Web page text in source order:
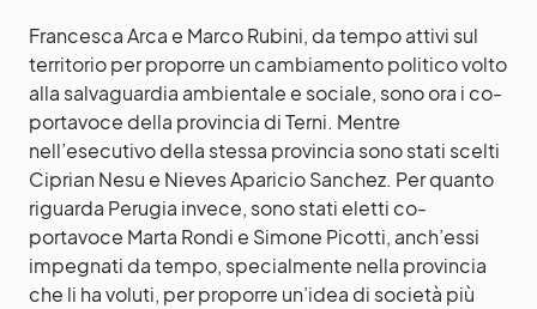
Francesca Arca e Marco Rubini, da tempo attivi sul
territorio per proporre un cambiamento politico volto
alla salvaguardia ambientale e sociale, sono ora i co-
portavoce della provincia di Terni. Mentre
nell’esecutivo della stessa provincia sono stati scelti
Ciprian Nesu e Nieves Aparicio Sanchez. Per quanto
riguarda Perugia invece, sono stati eletti co-
portavoce Marta Rondi e Simone Picotti, anch’essi
impegnati da tempo, specialmente nella provincia
che li ha voluti, per proporre un’idea di società più